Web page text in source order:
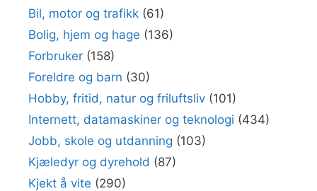
Bil, motor og trafikk (61)
Bolig, hjem og hage (136)
Forbruker (158)
Foreldre og barn (30)
Hobby, fritid, natur og friluftsliv (101)
Internett, datamaskiner og teknologi (434)
Jobb, skole og utdanning (103)
Kjæledyr og dyrehold (87)
Kjekt å vite (290)